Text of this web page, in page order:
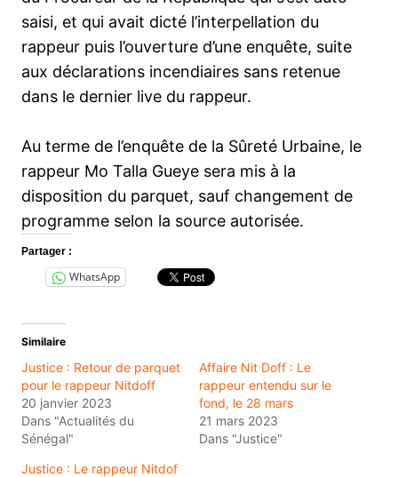
saisi, et qui avait dicté l’interpellation du
rappeur puis l’ouverture d’une enquête, suite
aux déclarations incendiaires sans retenue
dans le dernier live du rappeur.
Au terme de l’enquête de la Sûreté Urbaine, le
rappeur Mo Talla Gueye sera mis à la
disposition du parquet, sauf changement de
programme selon la source autorisée.
Partager :
WhatsApp
Similaire
Justice : Retour de parquet
pour le rappeur Nitdoff
20 janvier 2023
Dans "Actualités du
Sénégal"
Affaire Nit Doff : Le
rappeur entendu sur le
fond, le 28 mars
21 mars 2023
Dans "Justice"
Justice : Le rappeur Nitdof